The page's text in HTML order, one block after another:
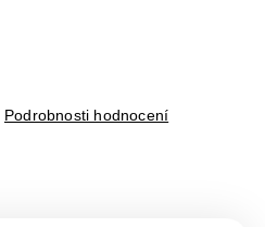
Podrobnosti hodnocení